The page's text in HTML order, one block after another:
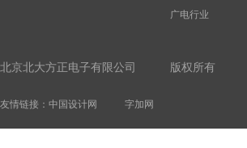
广电行业
北京北大方正电子有限公司 版权所有
友情链接：中国设计网 字加网